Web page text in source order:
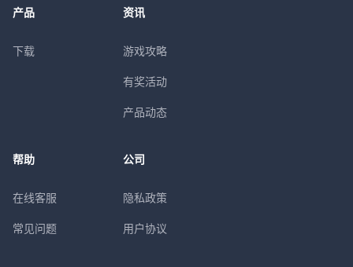
产品
下载
资讯
游戏攻略
有奖活动
产品动态
帮助
在线客服
常见问题
公司
隐私政策
用户协议